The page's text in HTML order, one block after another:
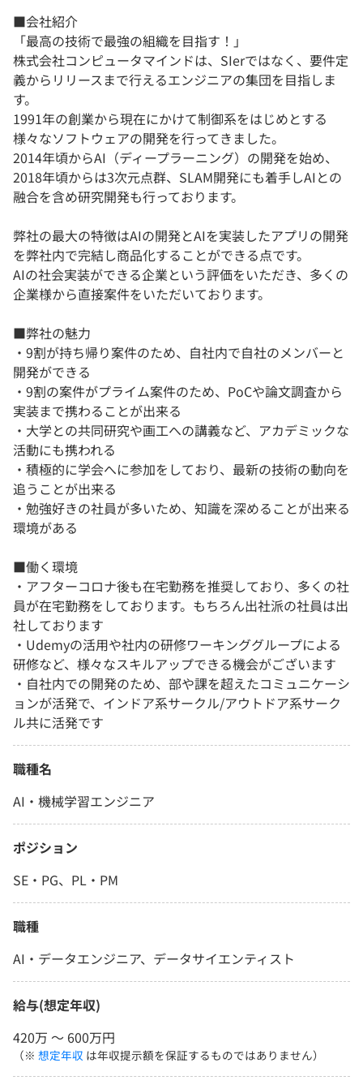
■会社紹介
「最高の技術で最強の組織を目指す！」
株式会社コンピュータマインドは、SIerではなく、要件定
義からリリースまで行えるエンジニアの集団を目指しま
す。
1991年の創業から現在にかけて制御系をはじめとする
様々なソフトウェアの開発を行ってきました。
2014年頃からAI（ディープラーニング）の開発を始め、
2018年頃からは3次元点群、SLAM開発にも着手しAIとの
融合を含め研究開発も行っております。
弊社の最大の特徴はAIの開発とAIを実装したアプリの開発
を弊社内で完結し商品化することができる点です。
AIの社会実装ができる企業という評価をいただき、多くの
企業様から直接案件をいただいております。
■弊社の魅力
・9割が持ち帰り案件のため、自社内で自社のメンバーと
開発ができる
・9割の案件がプライム案件のため、PoCや論文調査から
実装まで携わることが出来る
・大学との共同研究や画工への講義など、アカデミックな
活動にも携われる
・積極的に学会へに参加をしており、最新の技術の動向を
追うことが出来る
・勉強好きの社員が多いため、知識を深めることが出来る
環境がある
■働く環境
・アフターコロナ後も在宅勤務を推奨しており、多くの社
員が在宅勤務をしております。もちろん出社派の社員は出
社しております
・Udemyの活用や社内の研修ワーキンググループによる
研修など、様々なスキルアップできる機会がございます
・自社内での開発のため、部や課を超えたコミュニケーシ
ョンが活発で、インドア系サークル/アウトドア系サーク
ル共に活発です
職種名
AI・機械学習エンジニア
ポジション
SE・PG、PL・PM
職種
AI・データエンジニア、データサイエンティスト
給与(想定年収)
420万 〜 600万円
（※ 想定年収 は年収提示額を保証するものではありません）